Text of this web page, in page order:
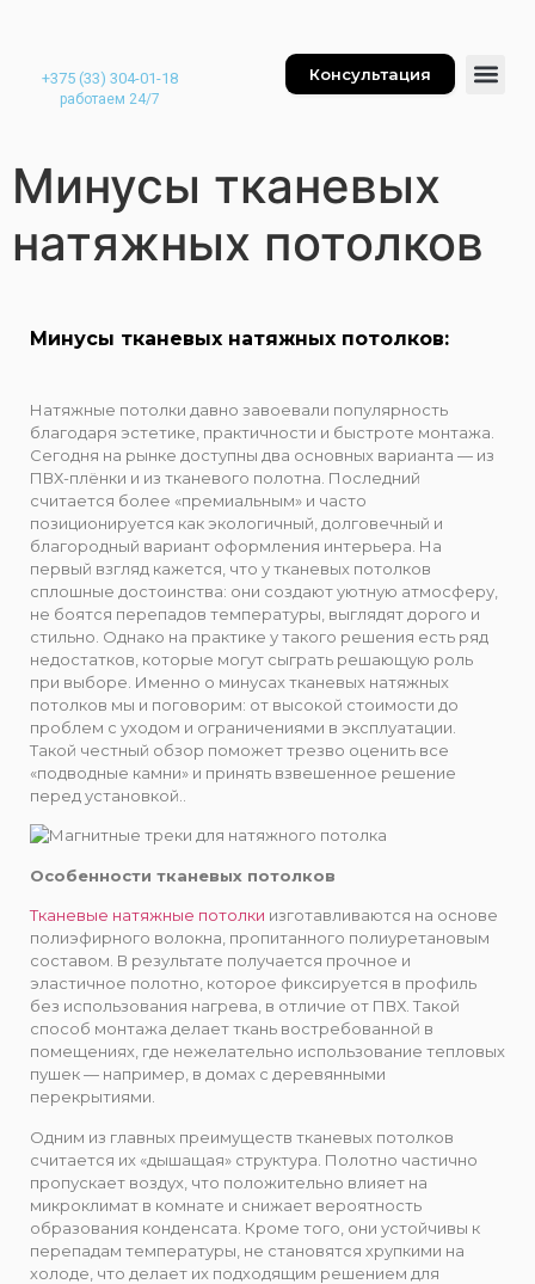
+375 (33) 304-01-18
работаем 24/7
Консультация
Минусы тканевых
натяжных потолков
Минусы тканевых натяжных потолков:
Натяжные потолки давно завоевали популярность
благодаря эстетике, практичности и быстроте монтажа.
Сегодня на рынке доступны два основных варианта — из
ПВХ-плёнки и из тканевого полотна. Последний
считается более «премиальным» и часто
позиционируется как экологичный, долговечный и
благородный вариант оформления интерьера. На
первый взгляд кажется, что у тканевых потолков
сплошные достоинства: они создают уютную атмосферу,
не боятся перепадов температуры, выглядят дорого и
стильно. Однако на практике у такого решения есть ряд
недостатков, которые могут сыграть решающую роль
при выборе. Именно о минусах тканевых натяжных
потолков мы и поговорим: от высокой стоимости до
проблем с уходом и ограничениями в эксплуатации.
Такой честный обзор поможет трезво оценить все
«подводные камни» и принять взвешенное решение
перед установкой..
Особенности тканевых потолков
Тканевые натяжные потолки изготавливаются на основе
полиэфирного волокна, пропитанного полиуретановым
составом. В результате получается прочное и
эластичное полотно, которое фиксируется в профиль
без использования нагрева, в отличие от ПВХ. Такой
способ монтажа делает ткань востребованной в
помещениях, где нежелательно использование тепловых
пушек — например, в домах с деревянными
перекрытиями.
Одним из главных преимуществ тканевых потолков
считается их «дышащая» структура. Полотно частично
пропускает воздух, что положительно влияет на
микроклимат в комнате и снижает вероятность
образования конденсата. Кроме того, они устойчивы к
перепадам температуры, не становятся хрупкими на
холоде, что делает их подходящим решением для